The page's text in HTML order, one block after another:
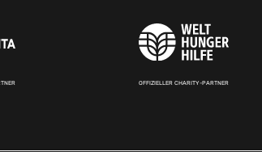
OFFIZIELLER CHARITY-PARTNER